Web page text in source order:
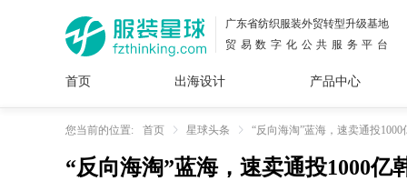
广东省纺织服装外贸转型升级基地
贸易数字化公共服务平台
首页 出海设计
面料
花型
插画
图案
服装
设计
产品中心
女装
内衣
男装
运动
服
童装
牛仔
服装
您当前的位置: 首页 星球头条 “反向海淘”蓝海，速卖通投
“反向海淘”蓝海，速卖通投1000亿